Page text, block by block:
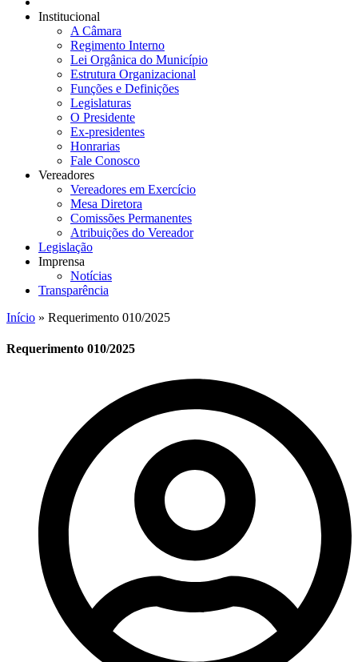
Institucional
A Câmara
Regimento Interno
Lei Orgânica do Município
Estrutura Organizacional
Funções e Definições
Legislaturas
O Presidente
Ex-presidentes
Honrarias
Fale Conosco
Vereadores
Vereadores em Exercício
Mesa Diretora
Comissões Permanentes
Atribuições do Vereador
Legislação
Imprensa
Notícias
Transparência
Início » Requerimento 010/2025
Requerimento 010/2025